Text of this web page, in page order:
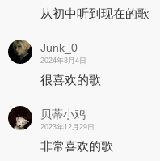
从初中听到现在的歌
Junk_0
2024年3月4日
很喜欢的歌
贝蒂小鸡
2023年12月29日
非常喜欢的歌